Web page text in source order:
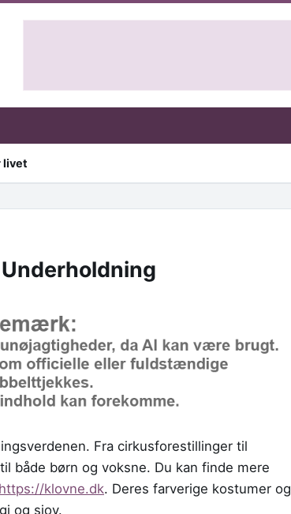
livet
Fra cirkusforestillinger til
både børn og voksne. Du kan finde mere
https://klovne.dk. Deres farverige kostumer og
og sjov.